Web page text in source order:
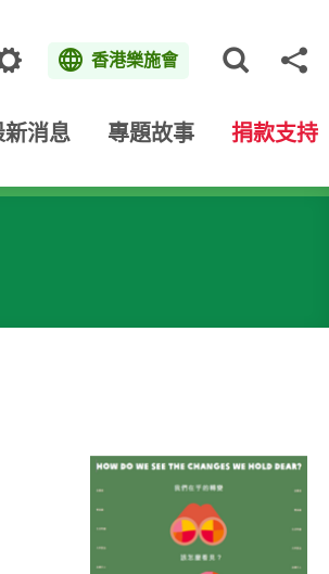
主題 香港樂施會
新消息 專題故事 捐款支持